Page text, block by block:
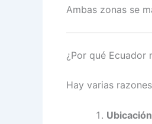
Ambas zonas se
¿Por qué Ecuador
Hay varias